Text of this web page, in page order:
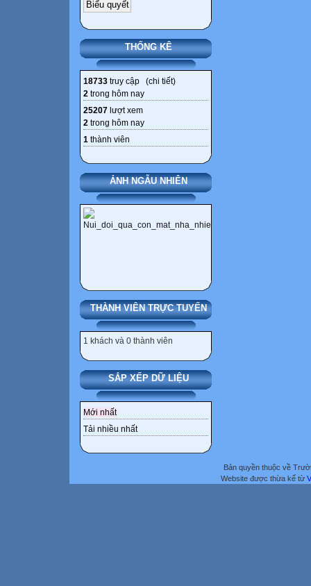
THỐNG KÊ
18733 truy cập (chi tiết)
2 trong hôm nay
25207 lượt xem
2 trong hôm nay
1 thành viên
ẢNH NGẪU NHIÊN
THÀNH VIÊN TRỰC TUYẾN
1 khách và 0 thành viên
SẮP XẾP DỮ LIỆU
Mới nhất
Tải nhiều nhất
Bản quyền thuộc về
Website được thừa kế từ